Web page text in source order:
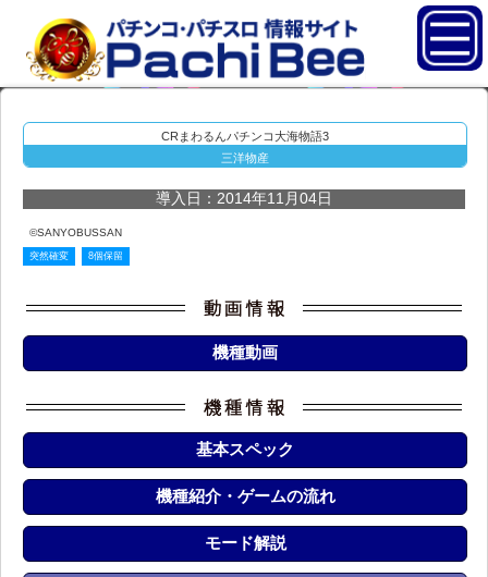
CRまわるんパチンコ大海物語3
三洋物産
導入日：2014年11月04日
©SANYOBUSSAN
突然確変 8個保留
機種動画
基本スペック
機種紹介・ゲームの流れ
モード解説